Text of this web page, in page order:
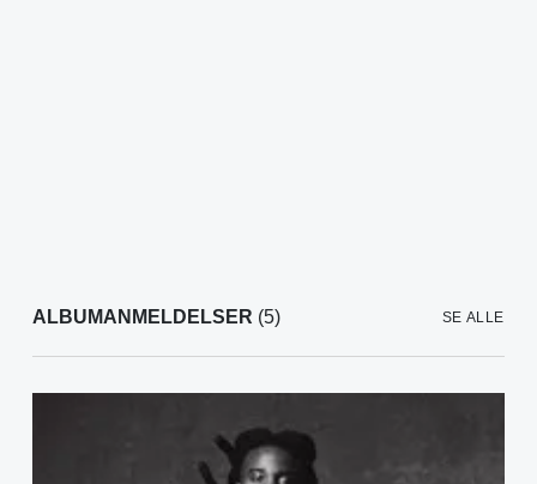
ALBUMANMELDELSER (5) SE ALLE